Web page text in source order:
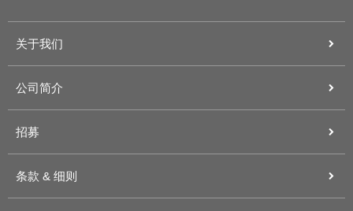
关于我们
公司简介
招募
条款 & 细则